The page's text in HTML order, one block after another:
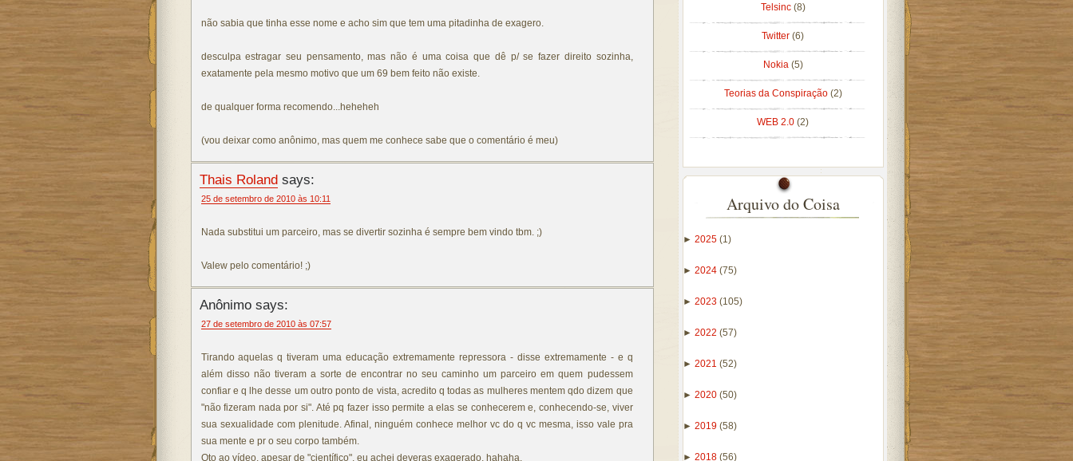
não sabia que tinha esse nome e acho sim que tem uma pitadinha de exagero.
desculpa estragar seu pensamento, mas não é uma coisa que dê p/ se fazer direito sozinha,
exatamente pela mesmo motivo que um 69 bem feito não existe.
de qualquer forma recomendo...heheheh
(vou deixar como anônimo, mas quem me conhece sabe que o comentário é meu)
Thais Rolandsays:
25 de setembro de 2010 às 10:11
Nada substitui um parceiro, mas se divertir sozinha é sempre bem vindo tbm. ;)
Valew pelo comentário! ;)
Anônimo says:
27 de setembro de 2010 às 07:57
Tirando aquelas q tiveram uma educação extremamente repressora - disse extremamente - e q
além disso não tiveram a sorte de encontrar no seu caminho um parceiro em quem pudessem
confiar e q lhe desse um outro ponto de vista, acredito q todas as mulheres mentem qdo dizem que
"não fizeram nada por si". Até pq fazer isso permite a elas se conhecerem e, conhecendo-se, viver
sua sexualidade com plenitude. Afinal, ninguém conhece melhor vc do q vc mesma, isso vale pra
sua mente e pr o seu corpo também.
Qto ao vídeo, apesar de "científico", eu achei deveras exagerado, hahaha.
Telsinc (8)
Twitter (6)
Nokia (5)
Teorias da Conspiração (2)
WEB 2.0 (2)
Arquivo do Coisa
► 2025 (1)
► 2024 (75)
► 2023 (105)
► 2022 (57)
► 2021 (52)
► 2020 (50)
► 2019 (58)
► 2018 (56)